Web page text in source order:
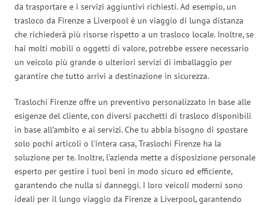
da trasportare e i servizi aggiuntivi richiesti. Ad esempio, un
trasloco da Firenze a Liverpool è un viaggio di lunga distanza
che richiederà più risorse rispetto a un trasloco locale. Inoltre, se
hai molti mobili o oggetti di valore, potrebbe essere necessario
un veicolo più grande o ulteriori servizi di imballaggio per
garantire che tutto arrivi a destinazione in sicurezza.
Traslochi Firenze offre un preventivo personalizzato in base alle
esigenze del cliente, con diversi pacchetti di trasloco disponibili
in base all’ambito e ai servizi. Che tu abbia bisogno di spostare
solo pochi articoli o l’intera casa, Traslochi Firenze ha la
soluzione per te. Inoltre, l’azienda mette a disposizione personale
esperto per gestire i tuoi beni in modo sicuro ed efficiente,
garantendo che nulla si danneggi. I loro veicoli moderni sono
ideali per il lungo viaggio da Firenze a Liverpool, garantendo